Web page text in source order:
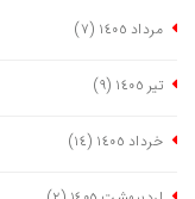
مرداد ١٤٠٥ (٧)
تیر ١٤٠٥ (٩)
خرداد ١٤٠٥ (١٤)